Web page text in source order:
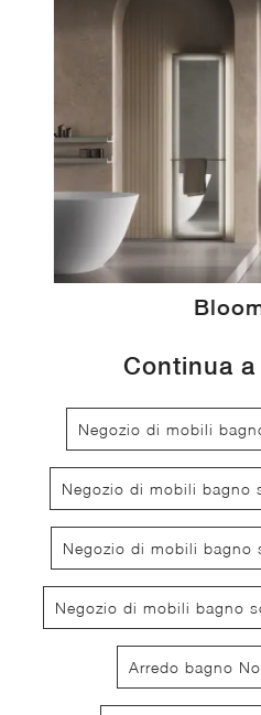
Continua
Negozio di mobili
Negozio di mobili bagno
Negozio di mobili bagno
Negozio di mobili bagno
Arredo bagno